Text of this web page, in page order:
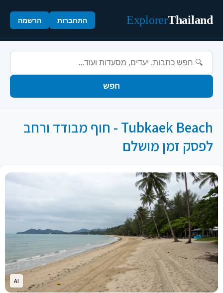
Thailand
Explorer התחברות הרשמה
חפש
Tubkaek Beach - חוף מבודד ורחב
לפסק זמן מושלם
AI